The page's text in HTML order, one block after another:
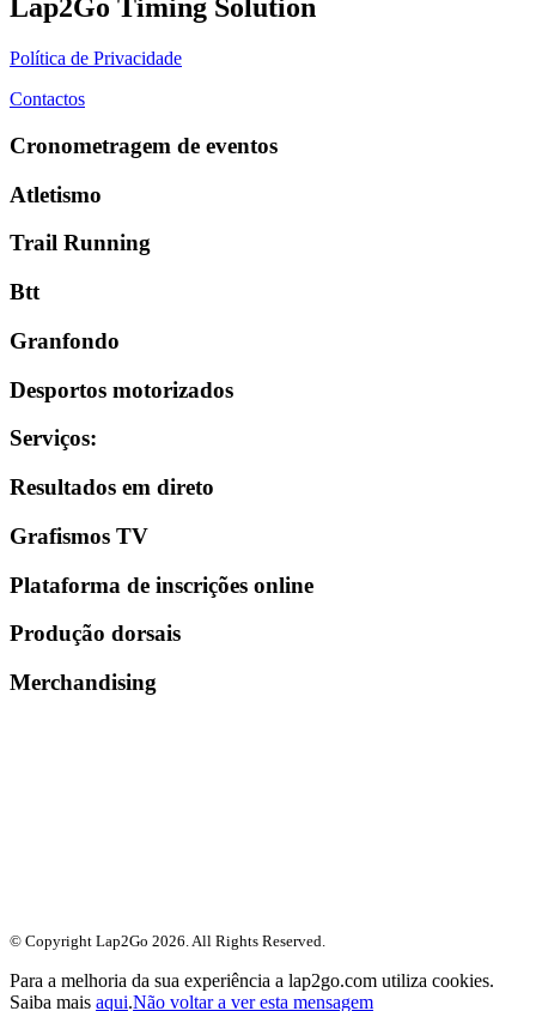
Lap2Go Timing Solution
Política de Privacidade
Contactos
Cronometragem de eventos
Atletismo
Trail Running
Btt
Granfondo
Desportos motorizados
Serviços:
Resultados em direto
Grafismos TV
Plataforma de inscrições online
Produção dorsais
Merchandising
© Copyright Lap2Go 2026 . All Rights Reserved.
Para a melhoria da sua experiência a lap2go.com utiliza cookies.
Saiba mais aqui.Não voltar a ver esta mensagem